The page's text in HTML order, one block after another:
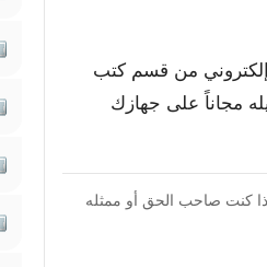
إلكتروني من قسم كتب
مجاناً على جهازك
كنت صاحب الحق أو ممثله